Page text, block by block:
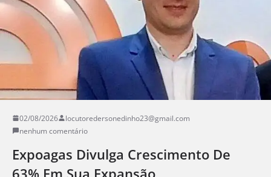
02/08/2026
locutoredersonedinho23@gmail.com
nenhum comentário
Expoagas Divulga Crescimento De
63% Em Sua Expansão